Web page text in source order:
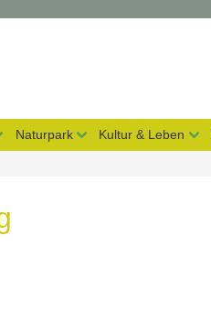
Naturpark Kultur & Leben